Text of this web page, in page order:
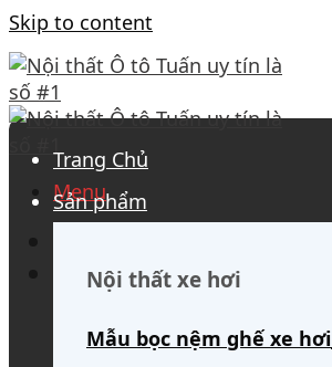
Skip to content
Menu
Search for:
Trang Chủ
Sản phẩm
Nội thất xe hơi
Mẫu bọc nệm ghế xe hơi